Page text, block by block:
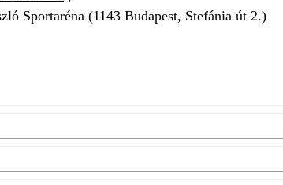
Sportaréna (1143 Budapest, Stefánia út 2.)